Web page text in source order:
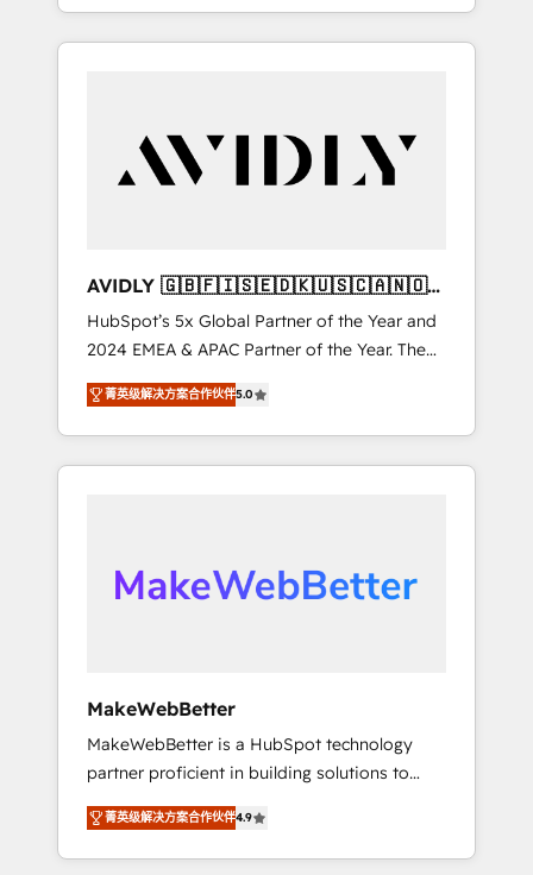
specialize in both strategic RevOps planning
and hands-on technical execution - building
Services - Managed IT (MSP) - Franchises -
Professional Services - And more! How we
Custom integrations and workflow
automation ✔️ User adoption programs,
training, and enablement Through project-
based engagements and ongoing RevOps
partnerships, we guide organizations through
the revenue maturity model - delivering the
right improvements at the right time so
AVIDLY 🇬🇧🇫🇮🇸🇪🇩🇰🇺🇸🇨🇦🇳🇴
🇩🇪🇦🇺🇳🇿
HubSpot’s 5x Global Partner of the Year and
2024 EMEA & APAC Partner of the Year. The
world’s most experienced and fully
accredited HubSpot Solutions Partner. 🚀
With 2,750+ HubSpot projects delivered and
370+ specialists across EMEA, APAC and NAM,
automation, we turn complexity into clarity,
human at global scale. 🏆 HubSpot’s CEO
菁英级解决方案合作伙伴5.0
MakeWebBetter
MakeWebBetter is a HubSpot technology
partner proficient in building solutions to
maximize the operational efficiency of
HubSpot. The fastest-growing tech-enabler &
facilitator, MakeWebBetter, hands you the
菁英级解决方案合作伙伴4.9